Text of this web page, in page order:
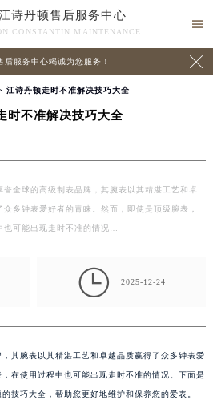
江诗丹顿售后服务中心
CONSTANTIN MAINTENANCE

后服务中心竭诚为您服务！ 
江诗丹顿走时不准解决技巧大全
时不准解决技巧大全
誉全球的高级制表品牌，其腕表以其精湛工艺和卓
众多钟表爱好者的青睐。然而，即使是顶级腕表，
也可能出现走时不准的情况…
 2025-12-24
其腕表以其精湛工艺和卓越品质赢得了众多钟表爱
在使用过程中也可能出现走时不准的情况。下面是
技巧大全，帮助您更好地维护和保养您的爱表。